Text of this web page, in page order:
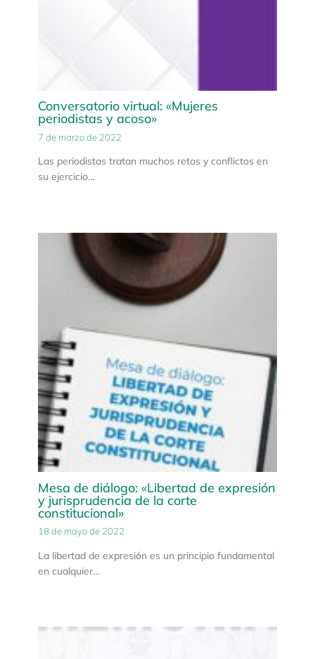
Conversatorio virtual: «Mujeres
periodistas y acoso»
7 de marzo de 2022
Las periodistas tratan muchos retos y conflictos en
su ejercicio…
Mesa de diálogo: «Libertad de expresión
y jurisprudencia de la corte
constitucional»
18 de mayo de 2022
La libertad de expresión es un principio fundamental
en cualquier…